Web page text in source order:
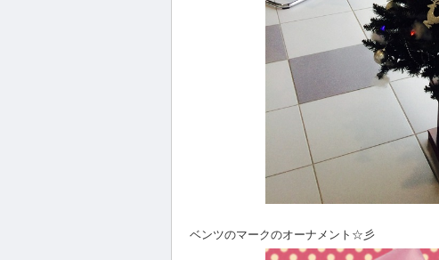
ベンツのマークのオーナメント☆彡